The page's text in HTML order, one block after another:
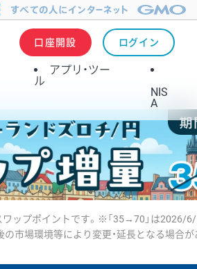
口座開設 ログイン
アプリ・ツー
ル
NIS
A
ップポイントです。※「35→70」は2026/6/
市場環境等により変更・延長となる場合が